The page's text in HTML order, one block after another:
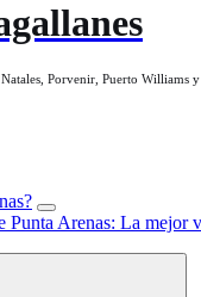
Porvenir, Puerto Williams
Punta Arenas: La mejor